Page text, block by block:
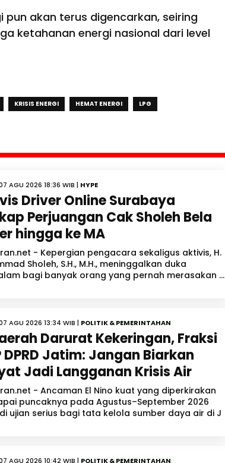
akan terus digencarkan, seiring
ketahanan energi nasional dari level
KRISIS ENERGI HEMAT ENERGI LPG
AGU 2026 18:36 WIB | HYPE
Driver Online Surabaya
Perjuangan Cak Sholeh Bela
hingga ke MA
- Kepergian pengacara sekaligus aktivis, H.
Sholeh, S.H., M.H., meninggalkan duka
bagi banyak orang yang pernah merasakan ...
AGU 2026 13:34 WIB | POLITIK & PEMERINTAHAN
Darurat Kekeringan, Fraksi
DPRD Jatim: Jangan Biarkan
Jadi Langganan Krisis Air
- Ancaman El Nino kuat yang diperkirakan
puncaknya pada Agustus–September 2026
ujian serius bagi tata kelola sumber daya air di J
AGU 2026 10:42 WIB | POLITIK & PEMERINTAHAN